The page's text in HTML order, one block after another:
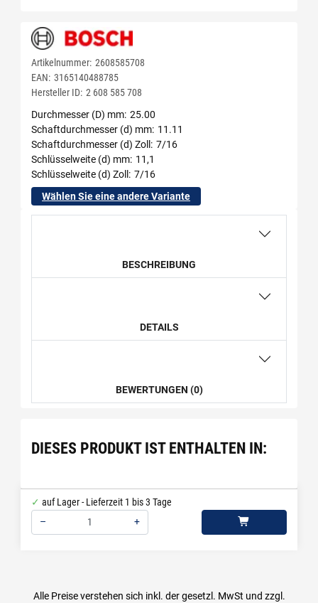
Artikelnummer: 2608585708
EAN: 3165140488785
Hersteller ID: 2 608 585 708
Durchmesser (D) mm 25.00
Schaftdurchmesser (d) mm 11.11
Schaftdurchmesser (d) Zoll 7/16
Schlüsselweite (d) mm 11,1
Schlüsselweite (d) Zoll 7/16
Wählen Sie eine andere Variante
BESCHREIBUNG
DETAILS
BEWERTUNGEN (0)
DIESES PRODUKT IST ENTHALTEN IN:
auf Lager - Lieferzeit 1 bis 3 Tage
–
+
Alle Preise verstehen sich inkl. der gesetzl. MwSt und zzgl.